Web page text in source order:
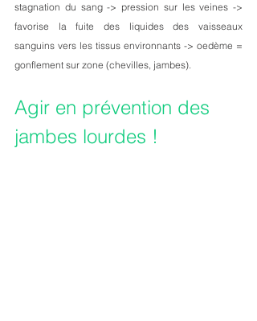
stagnation du sang -> pression sur les veines ->
favorise la fuite des liquides des vaisseaux
sanguins vers les tissus environnants -> oedème =
gonflement sur zone (chevilles, jambes).
Agir en prévention des
jambes lourdes !